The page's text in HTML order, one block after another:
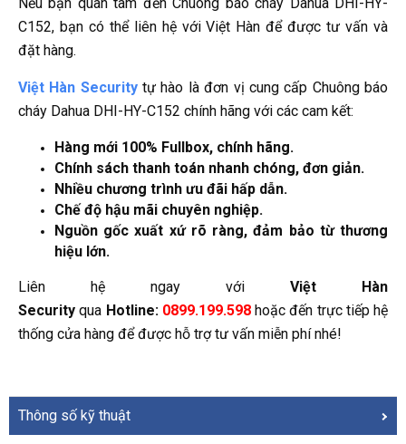
C152, bạn có thể liên hệ với Việt Hàn để được tư vấn và
đặt hàng.
Việt Hàn Securitytự hào là đơn vị cung cấp Chuông báo
cháy Dahua DHI-HY-C152 chính hãng với các cam kết:
Hàng mới 100% Fullbox, chính hãng.
Chính sách thanh toán nhanh chóng, đơn giản.
Nhiều chương trình ưu đãi hấp dẫn.
Chế độ hậu mãi chuyên nghiệp.
Nguồn gốc xuất xứ rõ ràng, đảm bảo từ thương
hiệu lớn.
Liên hệ ngay với Việt Hàn
Security qua Hotline:0899.199.598hoặc đến trực tiếp hệ
thống cửa hàng để được hỗ trợ tư vấn miễn phí nhé!
Thông số kỹ thuật